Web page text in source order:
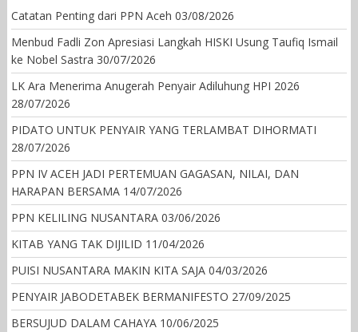
Catatan Penting dari PPN Aceh 03/08/2026
Menbud Fadli Zon Apresiasi Langkah HISKI Usung Taufiq Ismail
ke Nobel Sastra 30/07/2026
LK Ara Menerima Anugerah Penyair Adiluhung HPI 2026
28/07/2026
PIDATO UNTUK PENYAIR YANG TERLAMBAT DIHORMATI
28/07/2026
PPN IV ACEH JADI PERTEMUAN GAGASAN, NILAI, DAN
HARAPAN BERSAMA 14/07/2026
PPN KELILING NUSANTARA 03/06/2026
KITAB YANG TAK DIJILID 11/04/2026
PUISI NUSANTARA MAKIN KITA SAJA 04/03/2026
PENYAIR JABODETABEK BERMANIFESTO 27/09/2025
BERSUJUD DALAM CAHAYA 10/06/2025